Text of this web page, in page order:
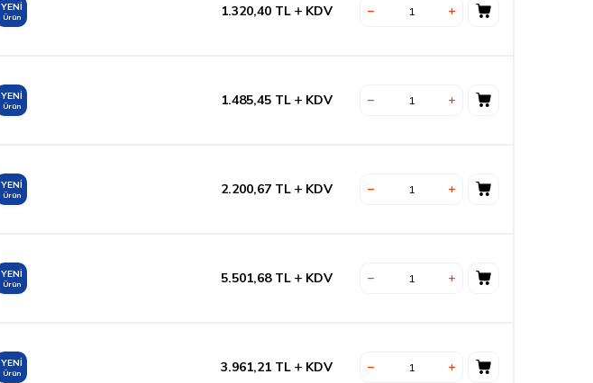
YENI
Ürün 1.320,40 TL KDV
YENI
Ürün 1.485,45 TL KDV
YENI
Ürün 2.200,67 TL KDV
YENI
Ürün 5.501,68TL KDV
YENI
Ürün 3.961,21 TL KDV